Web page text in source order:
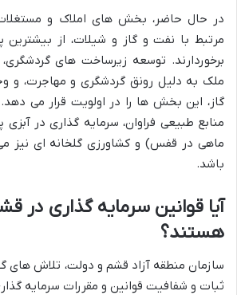
در حال حاضر، بخش های املاک و
مرتبط با نفت و گاز و شیلات، از
برخوردارند. توسعه زیرساخت های گردشگری،
ملک به دلیل رونق گردشگری و مهاجرت، و
گاز، این بخش ها را در اولویت قرار می
منابع طبیعی فراوان، سرمایه گذاری در
ماهی در قفس) و کشاورزی گلخانه ای نیز
باشد.
آیا قوانین سرمایه گذاری در
هستند؟
سازمان منطقه آزاد قشم و دولت، تلاش های
ثبات و شفافیت قوانین و مقررات سرمایه